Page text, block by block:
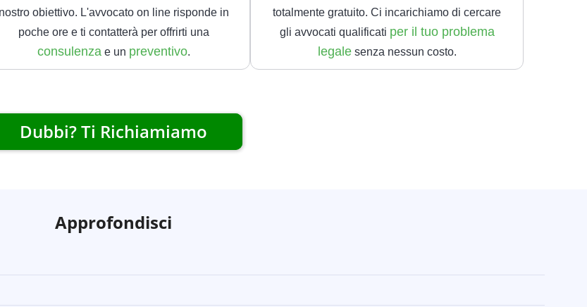
nostro obiettivo. L'avvocato on line risponde in
poche ore e ti contatterà per offrirti una
consulenza e un preventivo.
totalmente gratuito. Ci incarichiamo di cercare
gli avvocati qualificati per il tuo problema
legale senza nessun costo.
Dubbi? Ti Richiamiamo
Approfondisci